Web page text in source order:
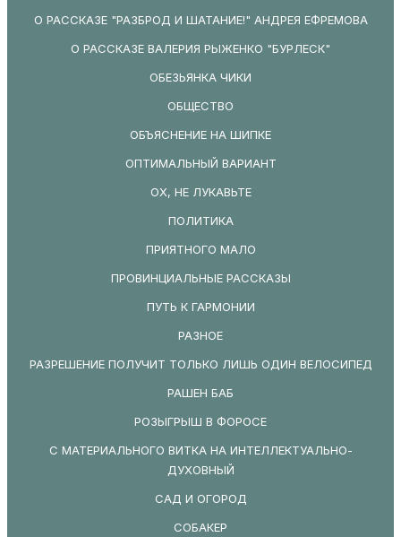
О РАССКАЗЕ "РАЗБРОД И ШАТАНИЕ!" АНДРЕЯ ЕФРЕМОВА
О РАССКАЗЕ ВАЛЕРИЯ РЫЖЕНКО "БУРЛЕСК"
ОБЕЗЬЯНКА ЧИКИ
ОБЩЕСТВО
ОБЪЯСНЕНИЕ НА ШИПКЕ
ОПТИМАЛЬНЫЙ ВАРИАНТ
ОХ, НЕ ЛУКАВЬТЕ
ПОЛИТИКА
ПРИЯТНОГО МАЛО
ПРОВИНЦИАЛЬНЫЕ РАССКАЗЫ
ПУТЬ К ГАРМОНИИ
РАЗНОЕ
РАЗРЕШЕНИЕ ПОЛУЧИТ ТОЛЬКО ЛИШЬ ОДИН ВЕЛОСИПЕД
РАШЕН БАБ
РОЗЫГРЫШ В ФОРОСЕ
С МАТЕРИАЛЬНОГО ВИТКА НА ИНТЕЛЛЕКТУАЛЬНО-
ДУХОВНЫЙ
САД И ОГОРОД
СОБАКЕР